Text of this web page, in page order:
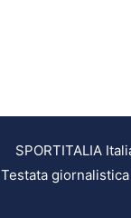
SPORTITALIA
Testata